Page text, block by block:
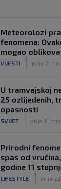
Livaja se čini se
Njemački
Ima samo jednu
SK prije 8 h
Meteorolozi
fenomena:
mogao
VIJESTI prije 2 min
U tramvajskoj
25 ozlijeđenih,
opasnosti
SVIJET prije 11 min
Prirodni
spas od
godine 11
LIFESTYLE prije